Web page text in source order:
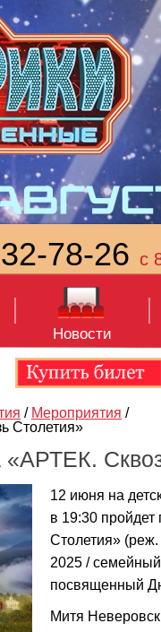
32-78-26 с
Новости
/ Мероприятия /
Столетия»
12 июня на
в 19:30
Столетия»
2025 /
посвященный
Митя